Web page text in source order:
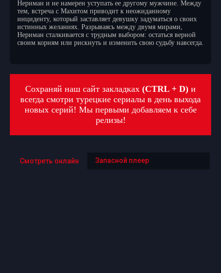
Нериман и не намерен уступать ее другому мужчине. Между
тем, встреча с Махитом приводит к неожиданному
инциденту, который заставляет девушку задуматься о своих
истинных желаниях. Разрываясь между двумя мирами,
Нериман сталкивается с трудным выбором: остаться верной
своим корням или рискнуть и изменить свою судьбу навсегда.
Сохраняй наш сайт закладках (CTRL + D) и
всегда смотри турецкие сериалы в день выхода
новых серий! Мы первыми добавляем к себе
релизы!
Смотреть онлайн Запасной плеер